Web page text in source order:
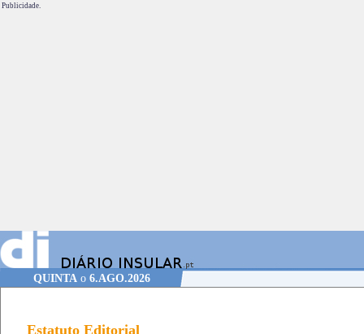
Publicidade.
QUINTAo 6.AGO.2026
Estatuto Editorial